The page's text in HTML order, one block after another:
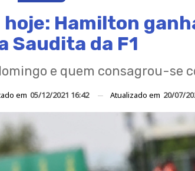
Hamilton
Saudita da F1
e quem consagrou-se
em 05/12/2021 16:42 Atualizado em 20/07/